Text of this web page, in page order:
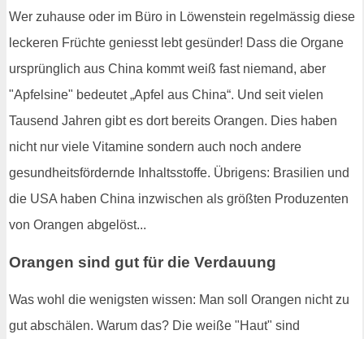
Wer zuhause oder im Büro in Löwenstein regelmässig diese
leckeren Früchte geniesst lebt gesünder! Dass die Organe
ursprünglich aus China kommt weiß fast niemand, aber
"Apfelsine" bedeutet „Apfel aus China“. Und seit vielen
Tausend Jahren gibt es dort bereits Orangen. Dies haben
nicht nur viele Vitamine sondern auch noch andere
gesundheitsfördernde Inhaltsstoffe. Übrigens: Brasilien und
die USA haben China inzwischen als größten Produzenten
von Orangen abgelöst...
Orangen sind gut für die Verdauung
Was wohl die wenigsten wissen: Man soll Orangen nicht zu
gut abschälen. Warum das? Die weiße "Haut" sind